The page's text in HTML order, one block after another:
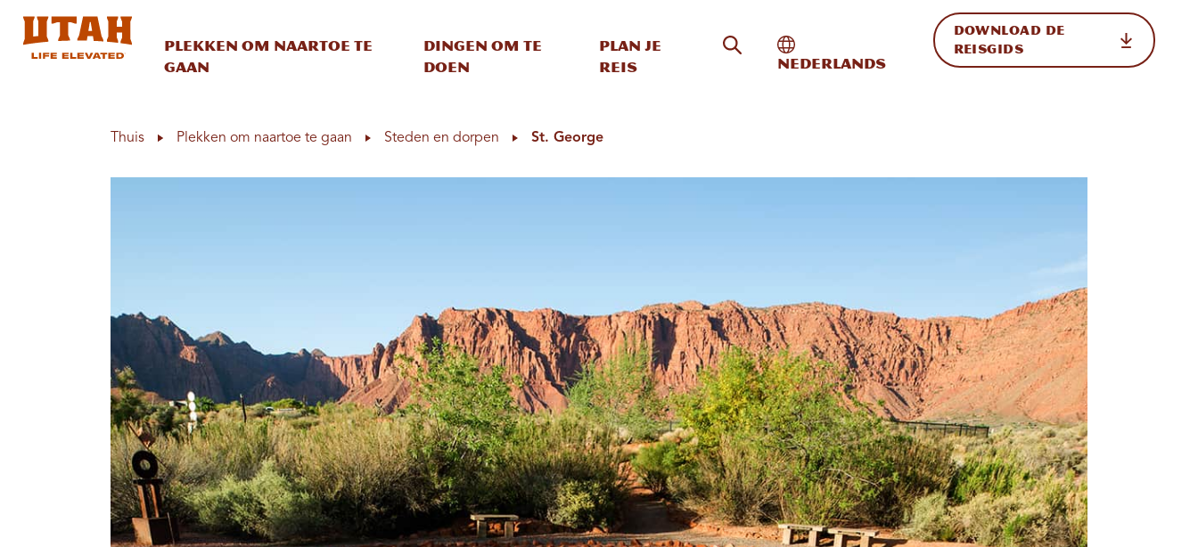
Plekken om naartoe te
gaan
Dingen om te
doen
Plan je
reis
Zoeken op de site
Internationale weergave in-/uitschakelen
Nederlands
DOWNLOAD DE
REISGIDS
Thuis Plekken om naartoe te gaan Steden en dorpen St. George